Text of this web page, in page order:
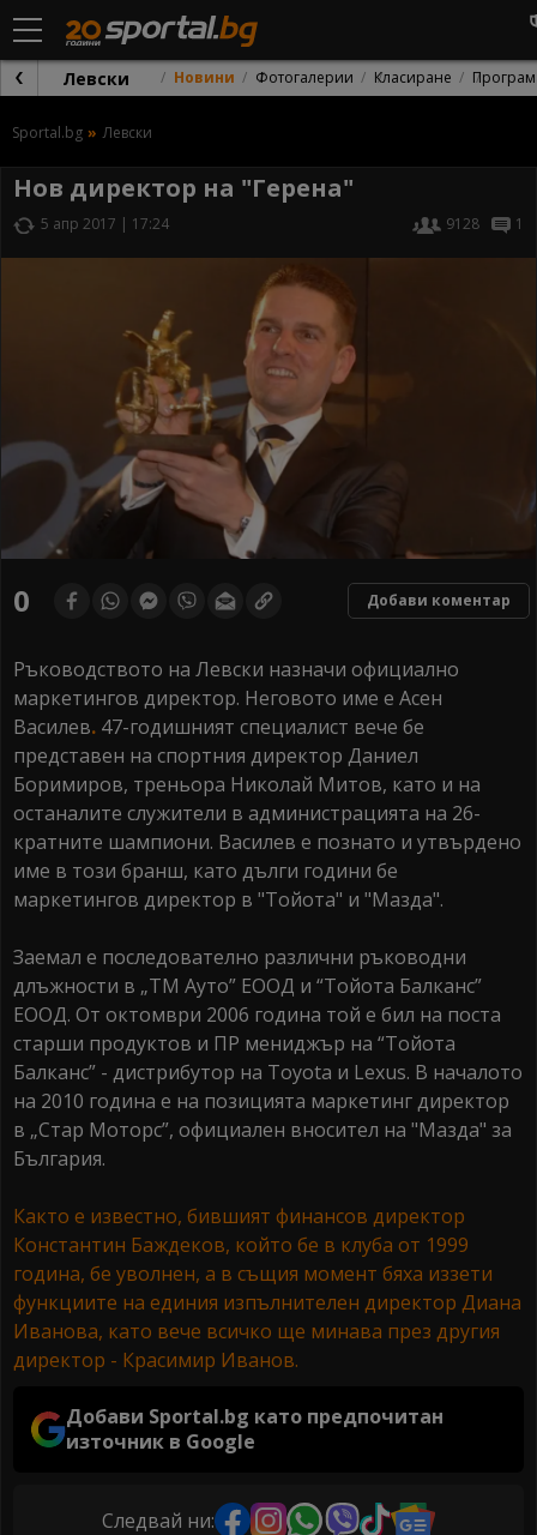
Левски Новини Фотогалерии Класиране
Sportal.bg Левски
Нов директор на "Герена"
5 апр 2017 | 17:24 9128 1
0 Добави коментар
Ръководството на Левски назначи официално
маркетингов директор. Неговото име е Асен
Василев. 47-годишният специалист вече бе
представен на спортния директор Даниел
Боримиров, треньора Николай Митов, като и на
останалите служители в администрацията на 26-
кратните шампиони. Василев е познато и утвърдено
име в този бранш, като дълги години бе
маркетингов директор в "Тойота" и "Мазда".
Заемал е последователно различни ръководни
длъжности в „ТМ Ауто” ЕООД и “Тойота Балканс”
ЕООД. От октомври 2006 година той е бил на поста
старши продуктов и ПР мениджър на “Тойота
Балканс” - дистрибутор на Toyota и Lexus. В началото
на 2010 година е на позицията маркетинг директор
в „Стар Моторс”, официален вносител на "Мазда" за
България.
Както е известно, бившият финансов директор
Константин Баждеков, който бе в клуба от 1999
година, бе уволнен, а в същия момент бяха иззети
функциите на единия изпълнителен директор Диана
Иванова, като вече всичко ще минава през другия
директор - Красимир Иванов.
Добави Sportal.bg като предпочитан
източник в Google
Следвай ни: